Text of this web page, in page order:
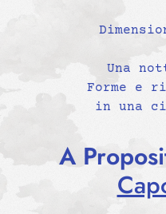
Una
Forme e
in una
A